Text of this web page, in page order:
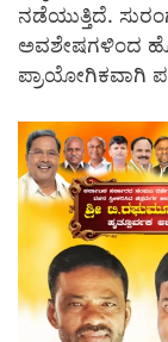
ನಡೆಯುತ್ತಿದೆ.
ಅವಶೇಷಗಳಿಂದ
ಪ್ರಾಯೋಗಿಕವಾಗಿ